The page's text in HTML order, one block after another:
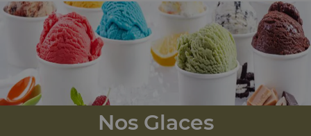
Nos Glaces